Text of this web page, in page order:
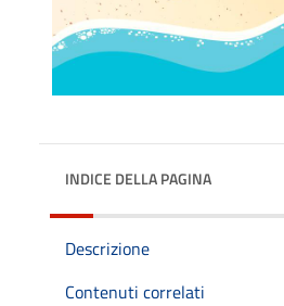
INDICE DELLA PAGINA
Descrizione
Contenuti correlati